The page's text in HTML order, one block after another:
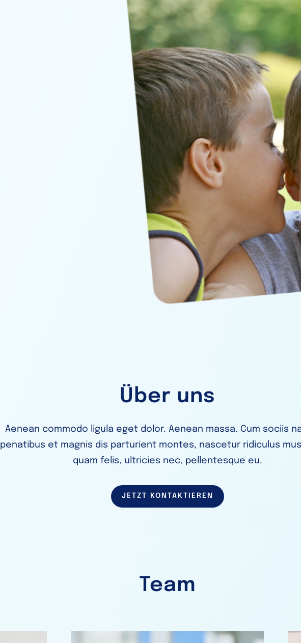
Über uns
Aenean commodo ligula eget dolor. Aenean massa. Cum sociis
penatibus et magnis dis parturient montes, nascetur ridiculus
quam felis, ultricies nec, pellentesque eu.
JETZT KONTAKTIEREN
Team